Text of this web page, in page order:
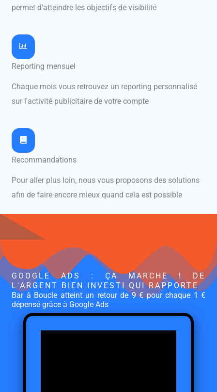
permet d'atteindre les objectifs de visibilité
Reporting mensuel
Chaque mois vous retrouvez un reporting personnalisé
sur l'activité publicitaire de votre compte
Recommandations
Pour aller plus loin, nous vous proposons des solutions
afin de faire encore mieux quand cela est possible
GOOGLE ADS : ÇA MARCHE ! DE
L'ARGENT BIEN INVESTI QUI RAPPORTE
Bar à Boucle atteint un retour de 9 € pour chaque 1 €
dépensé grâce à Google Ads